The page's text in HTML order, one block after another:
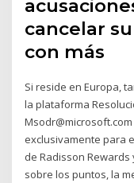
cancelar
con más
Si reside en Europa,
la plataforma
exclusivamente para
de Radisson
sobre los puntos, la